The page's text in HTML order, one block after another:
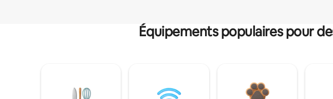
Équipements populaires pour